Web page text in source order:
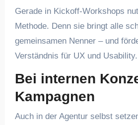
Gerade in Kickoff-Workshops
Methode. Denn sie bringt alle
gemeinsamen Nenner – und
Verständnis für UX und Usability.
Bei internen
Kampagnen
Auch in der Agentur selbst